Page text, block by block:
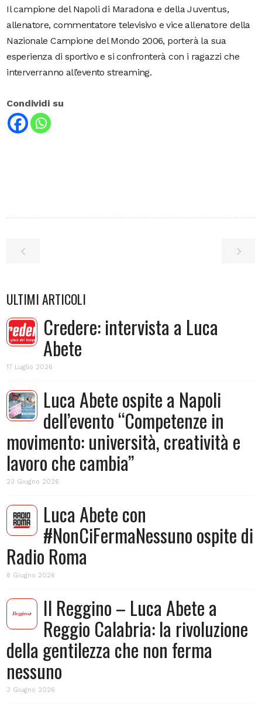
Il campione del Napoli di Maradona e della Juventus,
allenatore, commentatore televisivo e vice allenatore della
Nazionale Campione del Mondo 2006, porterà la sua
esperienza di sportivo e si confronterà con i ragazzi che
interverranno all’evento streaming.
Condividi su
ULTIMI ARTICOLI
Credere: intervista a Luca
Abete
17 Luglio 2026
Luca Abete ospite a Napoli
dell’evento “Competenze in
movimento: università, creatività e
lavoro che cambia”
23 Giugno 2026
Luca Abete con
#NonCiFermaNessuno ospite di
Radio Roma
8 Giugno 2026
Il Reggino – Luca Abete a
Reggio Calabria: la rivoluzione
della gentilezza che non ferma
nessuno
3 Giugno 2026